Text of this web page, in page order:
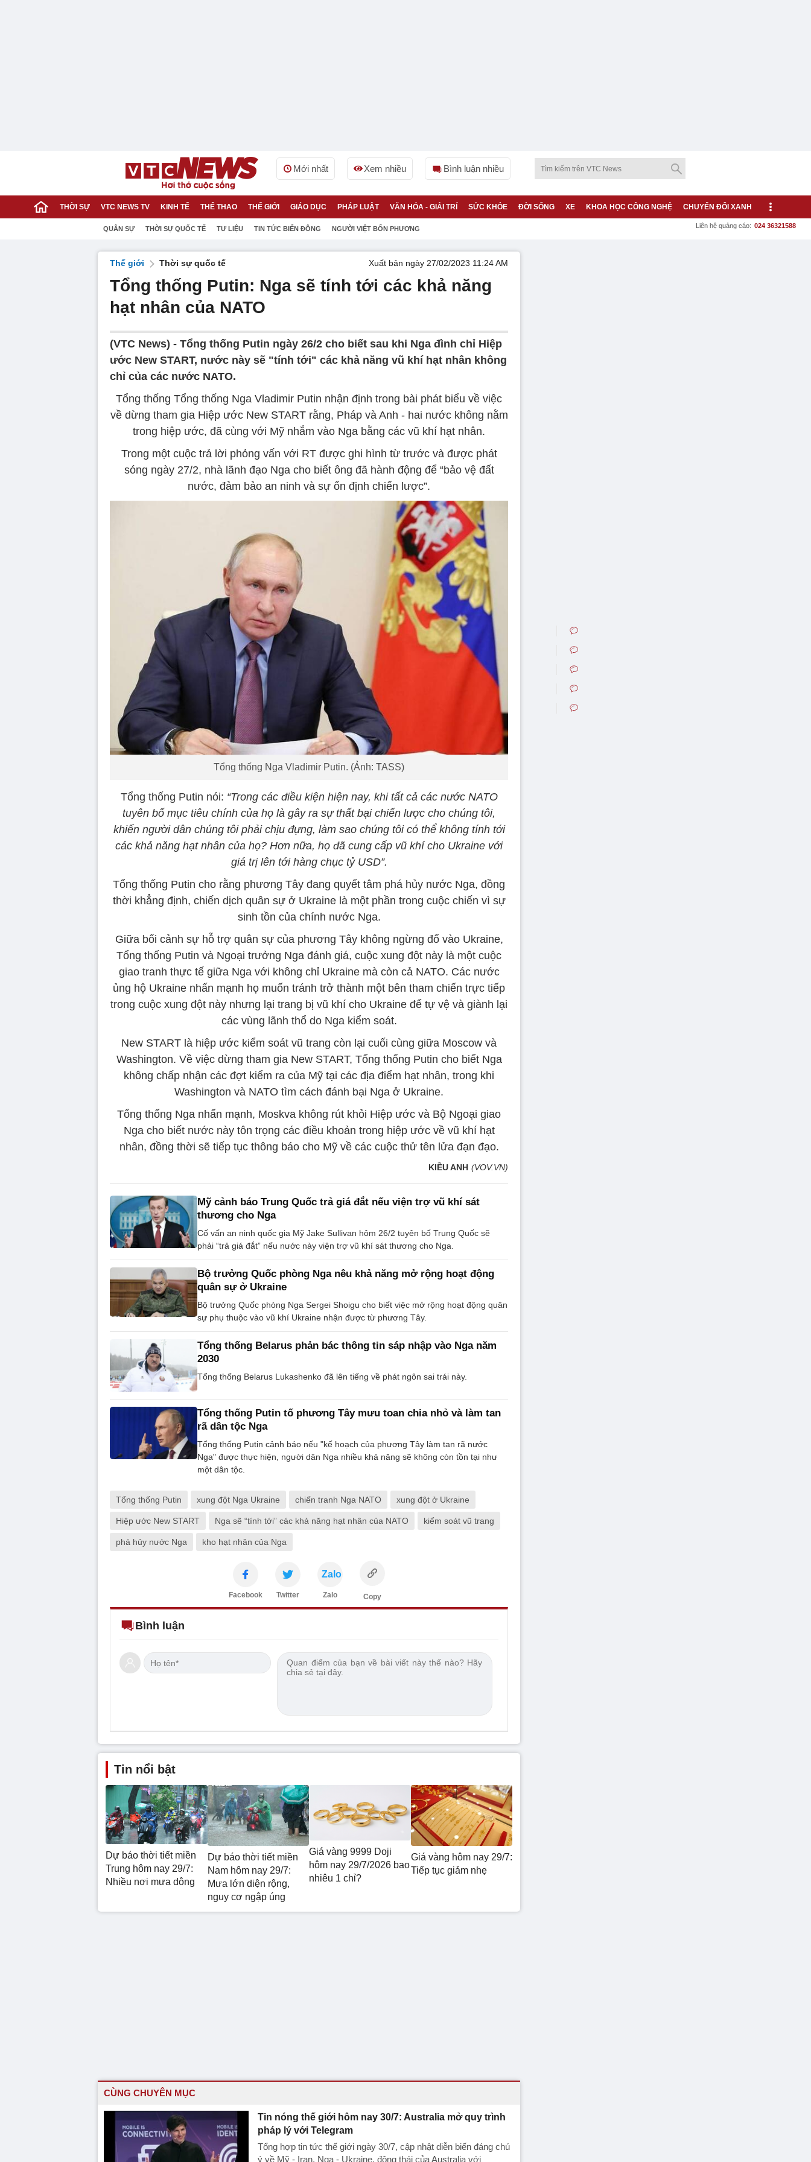
Mới nhất Xem nhiều Bình luận nhiều
THỜI SỰ VTC NEWS TV KINH TẾ THỂ THAO THẾ GIỚI GIÁO DỤC PHÁP LUẬT VĂN HÓA - GIẢI TRÍ SỨC KHỎE ĐỜI SỐNG XE KHOA HỌC CÔNG NGHỆ CHUYỂN ĐỔI XANH
QUÂN SỰ THỜI SỰ QUỐC TẾ TƯ LIỆU TIN TỨC BIỂN ĐÔNG NGƯỜI VIỆT BỐN PHƯƠNG Liên hệ quảng cáo: 024 36321588
Thế giới Thời sự quốc tế Xuất bản ngày 27/02/2023 11:24 AM
Tổng thống Putin: Nga sẽ tính tới các khả năng
hạt nhân của NATO
(VTC News) - Tổng thống Putin ngày 26/2 cho biết sau khi Nga đình chỉ Hiệp
ước New START, nước này sẽ "tính tới" các khả năng vũ khí hạt nhân không
chỉ của các nước NATO.
Tổng thống Tổng thống Nga Vladimir Putin nhận định trong bài phát biểu về việc
về dừng tham gia Hiệp ước New START rằng, Pháp và Anh - hai nước không nằm
trong hiệp ước, đã cùng với Mỹ nhắm vào Nga bằng các vũ khí hạt nhân.
Trong một cuộc trả lời phỏng vấn với RT được ghi hình từ trước và được phát
sóng ngày 27/2, nhà lãnh đạo Nga cho biết ông đã hành động để “bảo vệ đất
nước, đảm bảo an ninh và sự ổn định chiến lược”.
Tổng thống Nga Vladimir Putin. (Ảnh: TASS)
Tổng thống Putin nói: “Trong các điều kiện hiện nay, khi tất cả các nước NATO
tuyên bố mục tiêu chính của họ là gây ra sự thất bại chiến lược cho chúng tôi,
khiến người dân chúng tôi phải chịu đựng, làm sao chúng tôi có thể không tính tới
các khả năng hạt nhân của họ? Hơn nữa, họ đã cung cấp vũ khí cho Ukraine với
giá trị lên tới hàng chục tỷ USD”.
Tổng thống Putin cho rằng phương Tây đang quyết tâm phá hủy nước Nga, đồng
thời khẳng định, chiến dịch quân sự ở Ukraine là một phần trong cuộc chiến vì sự
sinh tồn của chính nước Nga.
Giữa bối cảnh sự hỗ trợ quân sự của phương Tây không ngừng đổ vào Ukraine,
Tổng thống Putin và Ngoại trưởng Nga đánh giá, cuộc xung đột này là một cuộc
giao tranh thực tế giữa Nga với không chỉ Ukraine mà còn cả NATO. Các nước
ủng hộ Ukraine nhấn mạnh họ muốn tránh trở thành một bên tham chiến trực tiếp
trong cuộc xung đột này nhưng lại trang bị vũ khí cho Ukraine để tự vệ và giành lại
các vùng lãnh thổ do Nga kiểm soát.
New START là hiệp ước kiểm soát vũ trang còn lại cuối cùng giữa Moscow và
Washington. Về việc dừng tham gia New START, Tổng thống Putin cho biết Nga
không chấp nhận các đợt kiểm ra của Mỹ tại các địa điểm hạt nhân, trong khi
Washington và NATO tìm cách đánh bại Nga ở Ukraine.
Tổng thống Nga nhấn mạnh, Moskva không rút khỏi Hiệp ước và Bộ Ngoại giao
Nga cho biết nước này tôn trọng các điều khoản trong hiệp ước về vũ khí hạt
nhân, đồng thời sẽ tiếp tục thông báo cho Mỹ về các cuộc thử tên lửa đạn đạo.
KIỀU ANH (VOV.VN)
Mỹ cảnh báo Trung Quốc trả giá đắt nếu viện trợ vũ khí sát
thương cho Nga
Cố vấn an ninh quốc gia Mỹ Jake Sullivan hôm 26/2 tuyên bố Trung Quốc sẽ
phải “trả giá đắt” nếu nước này viện trợ vũ khí sát thương cho Nga.
Bộ trưởng Quốc phòng Nga nêu khả năng mở rộng hoạt động
quân sự ở Ukraine
Bộ trưởng Quốc phòng Nga Sergei Shoigu cho biết việc mở rộng hoạt động quân
sự phụ thuộc vào vũ khí Ukraine nhận được từ phương Tây.
Tổng thống Belarus phản bác thông tin sáp nhập vào Nga năm
2030
Tổng thống Belarus Lukashenko đã lên tiếng về phát ngôn sai trái này.
Tổng thống Putin tố phương Tây mưu toan chia nhỏ và làm tan
rã dân tộc Nga
Tổng thống Putin cảnh báo nếu "kế hoạch của phương Tây làm tan rã nước
Nga" được thực hiện, người dân Nga nhiều khả năng sẽ không còn tồn tại như
một dân tộc.
Tổng thống Putin xung đột Nga Ukraine chiến tranh Nga NATO xung đột ở Ukraine
Hiệp ước New START Nga sẽ “tính tới” các khả năng hạt nhân của NATO kiểm soát vũ trang
phá hủy nước Nga kho hạt nhân của Nga
Facebook Twitter
Zalo
Zalo Copy
Bình luận
Tin nổi bật
Dự báo thời tiết miền
Trung hôm nay 29/7:
Nhiều nơi mưa dông
Dự báo thời tiết miền
Nam hôm nay 29/7:
Mưa lớn diện rộng,
nguy cơ ngập úng
Giá vàng 9999 Doji
hôm nay 29/7/2026 bao
nhiêu 1 chỉ?
Giá vàng hôm nay 29/7:
Tiếp tục giảm nhẹ
CÙNG CHUYÊN MỤC
Tin nóng thế giới hôm nay 30/7: Australia mở quy trình
pháp lý với Telegram
Tổng hợp tin tức thế giới ngày 30/7, cập nhật diễn biến đáng chú
ý về Mỹ - Iran, Nga - Ukraine, động thái của Australia với